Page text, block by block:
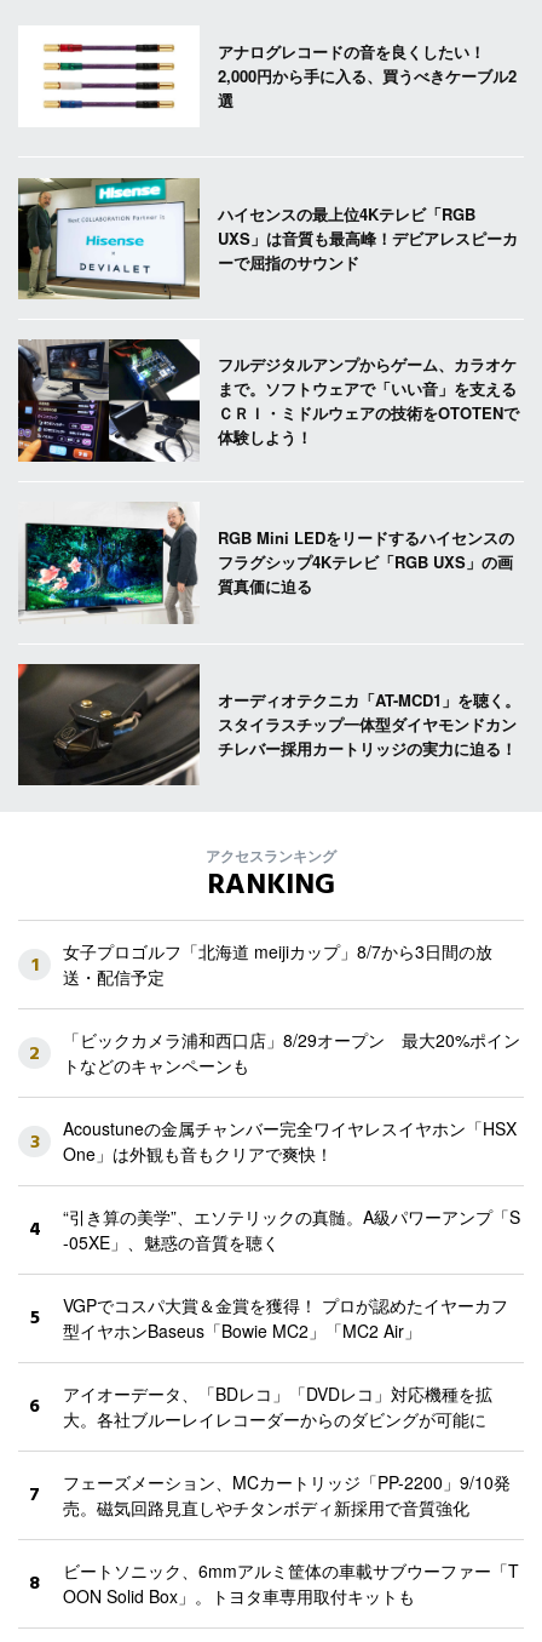
アナログレコードの音を良くしたい！
2,000円から手に入る、買うべきケーブル2
選
ハイセンスの最上位4Kテレビ「RGB
UXS」は音質も最高峰！デビアレスピーカ
ーで屈指のサウンド
フルデジタルアンプからゲーム、カラオケ
まで。ソフトウェアで「いい音」を支える
ＣＲＩ・ミドルウェアの技術をOTOTENで
体験しよう！
RGB Mini LEDをリードするハイセンスの
フラグシップ4Kテレビ「RGB UXS」の画
質真価に迫る
オーディオテクニカ「AT-MCD1」を聴く。
スタイラスチップ一体型ダイヤモンドカン
チレバー採用カートリッジの実力に迫る！
アクセスランキング
RANKING
1
女子プロゴルフ「北海道 meijiカップ」8/7から3日間の放
送・配信予定
2
「ビックカメラ浦和西口店」8/29オープン 最大20%ポイン
トなどのキャンペーンも
3
Acoustuneの金属チャンバー完全ワイヤレスイヤホン「HSX
One」は外観も音もクリアで爽快！
4
“引き算の美学”、エソテリックの真髄。A級パワーアンプ「S
-05XE」、魅惑の音質を聴く
5
VGPでコスパ大賞＆金賞を獲得！ プロが認めたイヤーカフ
型イヤホンBaseus「Bowie MC2」「MC2 Air」
6
アイオーデータ、「BDレコ」「DVDレコ」対応機種を拡
大。各社ブルーレイレコーダーからのダビングが可能に
7
フェーズメーション、MCカートリッジ「PP-2200」9/10発
売。磁気回路見直しやチタンボディ新採用で音質強化
8
ビートソニック、6mmアルミ筐体の車載サブウーファー「T
OON Solid Box」。トヨタ車専用取付キットも